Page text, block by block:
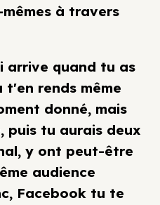
à travers
arrive quand tu as
rends même
donné, mais
puis tu aurais deux
y ont peut-être
audience
Facebook tu te